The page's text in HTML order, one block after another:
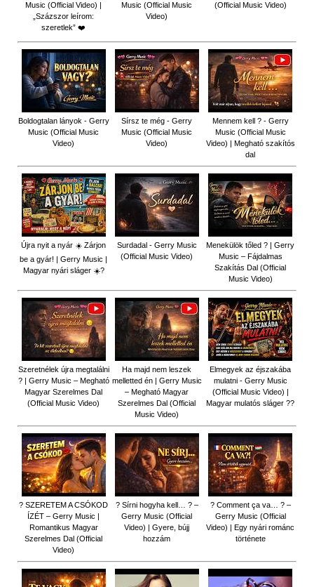
Music (Official Video) |
„Százszor leírom:
szeretlek” ❤️
Music (Official Music
Video)
(Official Music Video)
Boldogtalan lányok - Gerry
Music (Official Music
Video)
Sírsz te még - Gerry
Music (Official Music
Video)
Mennem kell ? - Gerry
Music (Official Music
Video) | Megható szakítós
dal
Újra nyit a nyár ☀️ Zárjon
be a gyár! | Gerry Music |
Magyar nyári sláger ☀️?
Surdadal - Gerry Music
(Official Music Video)
Menekülök tőled ? | Gerry
Music – Fájdalmas
Szakítás Dal (Official
Music Video)
Szeretnélek újra megtalálni
? | Gerry Music – Megható
Magyar Szerelmes Dal
(Official Music Video)
Ha majd nem leszek
melletted én | Gerry Music
– Megható Magyar
Szerelmes Dal (Official
Music Video)
Elmegyek az éjszakába
mulatni - Gerry Music
(Official Music Video) |
Magyar mulatós sláger ??
? SZERETEM A CSÓKOD
ÍZÉT – Gerry Music |
Romantikus Magyar
Szerelmes Dal (Official
Video)
? Sírni hogyha kell… ? –
Gerry Music (Official
Video) | Gyere, bújj
hozzám
? Comment ça va… ? –
Gerry Music (Official
Video) | Egy nyári románc
története